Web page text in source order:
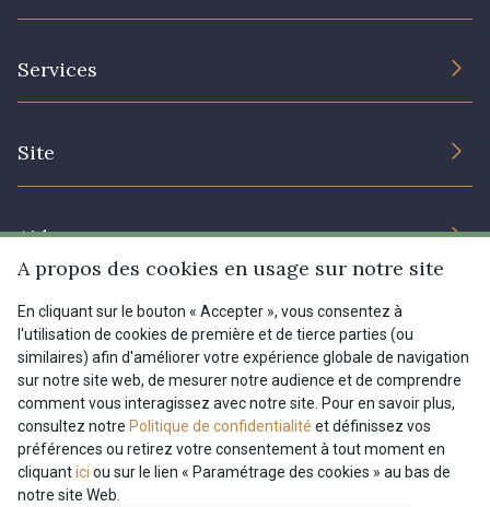
Services
Site
Prix réduits
Aide
Livraison : France, Belgique, International
Retours & réclamations
FAQ - Questions fréquentes
Modes de paiements
Menu
Tous nos tissus
Magazine
FR EN
A propos des cookies en usage sur notre site
En cliquant sur le bouton « Accepter », vous consentez à
l'utilisation de cookies de première et de tierce parties (ou
similaires) afin d'améliorer votre expérience globale de navigation
sur notre site web, de mesurer notre audience et de comprendre
comment vous interagissez avec notre site. Pour en savoir plus,
consultez notre Politique de confidentialité et définissez vos
préférences ou retirez votre consentement à tout moment en
cliquantici ou sur le lien « Paramétrage des cookies » au bas de
notre site Web.